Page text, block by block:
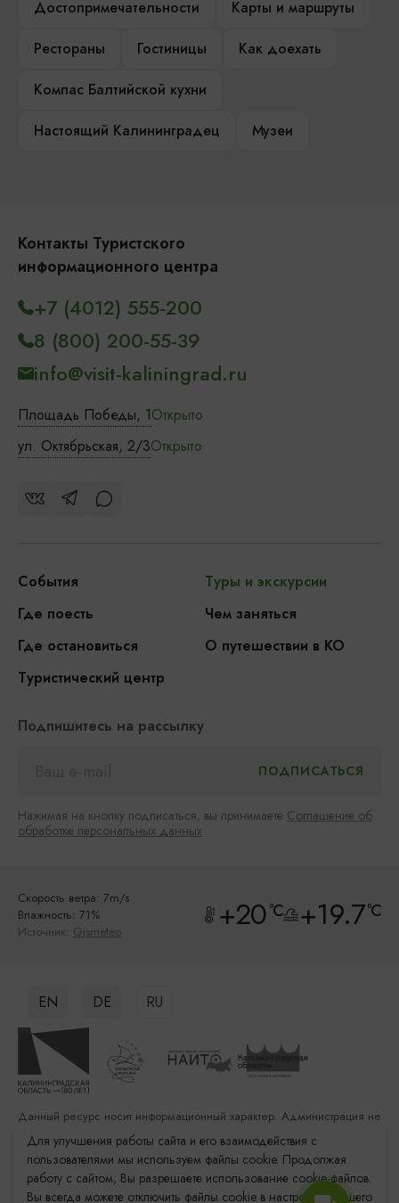
Достопримечательности
Карты и маршруты
Рестораны
Гостиницы
Как доехать
Компас Балтийской кухни
Настоящий Калининградец
Музеи
Контакты Туристского
информационного центра
Площадь Победы, 1Открыто
ул. Октябрьская, 2/3Открыто
+7 (4012) 555-200
8 (800) 200-55-39
info@visit-kaliningrad.ru
События
Туры и экскурсии
Где поесть
Чем заняться
Где остановиться
О путешествии в КО
Туристический центр
Подпишитесь на рассылку
Нажимая на кнопку подписаться, вы принимаете Соглашение об
обработке персональных данных
Скорость ветра: 7m/s
Влажность: 71%
Источник: Gismeteo +20°C +19.7°C
EN DE RU
Данный ресурс носит информационный характер. Администрация не
несет ответственности за качество услуг, предоставленных
сторонними организациями
Разработка сайта: «Решение»
Продвижение сайта: Remarka Agency
Для улучшения работы сайта и его взаимодействия с
пользователями мы используем файлы cookie. Продолжая
работу с сайтом, Вы разрешаете использование cookie-файлов.
Вы всегда можете отключить файлы cookie в настройках Вашего